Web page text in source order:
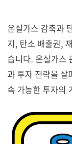
온실가스 감축과
지, 탄소 배출권,
습니다. 온실가스
과 투자 전략을 살
속 가능한 투자의